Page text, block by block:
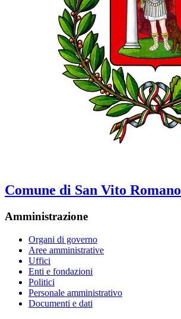
Comune di San Vito Romano
Amministrazione
Organi di governo
Aree amministrative
Uffici
Enti e fondazioni
Politici
Personale amministrativo
Documenti e dati